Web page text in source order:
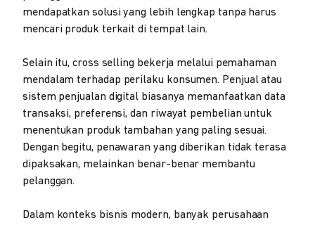
mendapatkan solusi yang lebih lengkap tanpa harus
mencari produk terkait di tempat lain.
Selain itu, cross selling bekerja melalui pemahaman
mendalam terhadap perilaku konsumen. Penjual atau
sistem penjualan digital biasanya memanfaatkan data
transaksi, preferensi, dan riwayat pembelian untuk
menentukan produk tambahan yang paling sesuai.
Dengan begitu, penawaran yang diberikan tidak terasa
dipaksakan, melainkan benar-benar membantu
pelanggan.
Dalam konteks bisnis modern, banyak perusahaan